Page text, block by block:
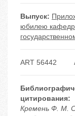
Выпуск:
юбилею
ART 56442
цитирования:
Кремень Ф. М.